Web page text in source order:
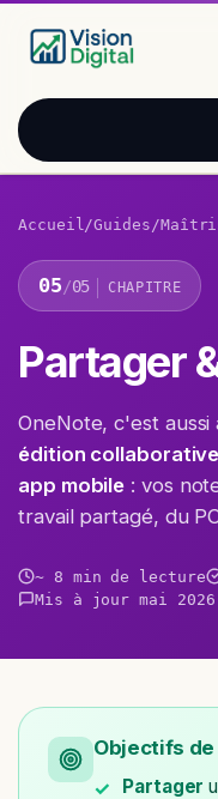
Se rendre au contenu
Accueil /Guides /
05/05 CHAPITRE
Partager
OneNote, c'est aussi
édition
app mobile : vos
travail partagé, du
~ 8 min de lecture
Mis à jour mai 2026
Objectifs
Partager